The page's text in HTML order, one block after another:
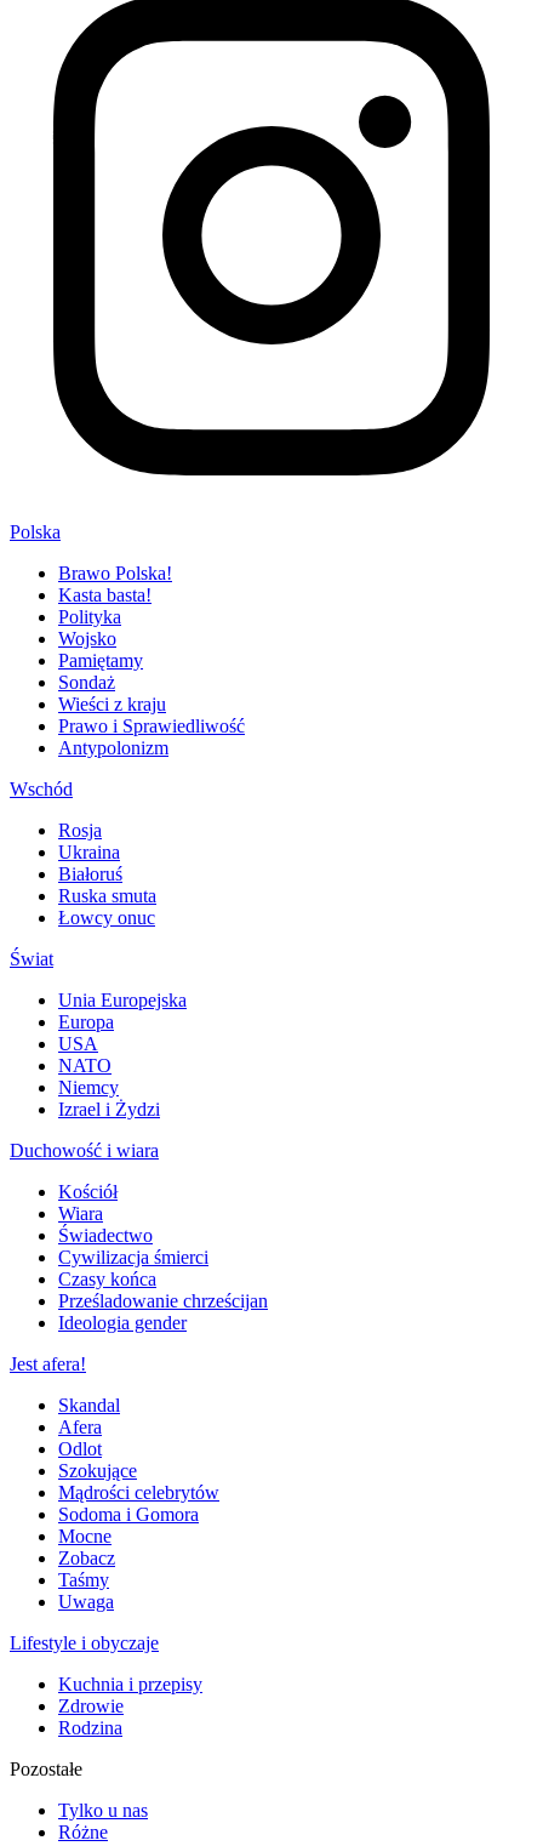
Polska
Brawo Polska!
Kasta basta!
Polityka
Wojsko
Pamiętamy
Sondaż
Wieści z kraju
Prawo i Sprawiedliwość
Antypolonizm
Wschód
Rosja
Ukraina
Białoruś
Ruska smuta
Łowcy onuc
Świat
Unia Europejska
Europa
USA
NATO
Niemcy
Izrael i Żydzi
Duchowość i wiara
Kościół
Wiara
Świadectwo
Cywilizacja śmierci
Czasy końca
Prześladowanie chrześcijan
Ideologia gender
Jest afera!
Skandal
Afera
Odlot
Szokujące
Mądrości celebrytów
Sodoma i Gomora
Mocne
Zobacz
Taśmy
Uwaga
Lifestyle i obyczaje
Kuchnia i przepisy
Zdrowie
Rodzina
Pozostałe
Tylko u nas
Różne